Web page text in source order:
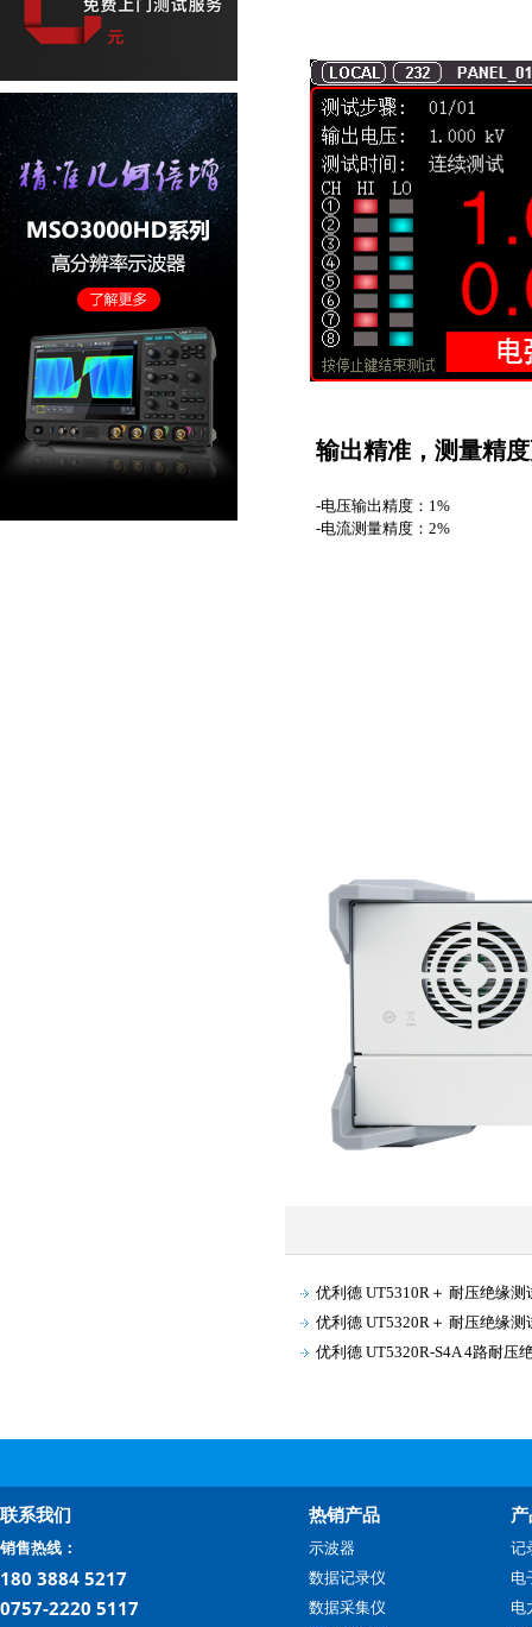
输出精准，测量精
-电压输出精度：1%
-电流测量精度：2%
优利德 UT5310R＋ 耐压绝缘测
优利德 UT5320R＋ 耐压绝缘测
优利德 UT5320R-S4A 4路耐压
联系我们
销售热线：
180 3884 5217
0757-2220 5117
热销产品
示波器
数据记录仪
数据采集仪
记
电
电